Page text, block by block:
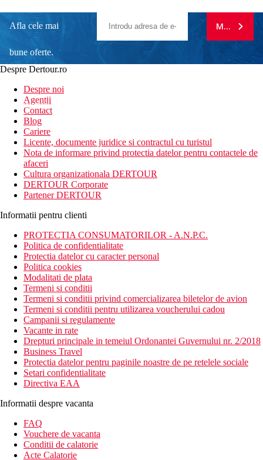
Afla cele mai
bune oferte.
newsletter!
MA
Despre Dertour.ro
Despre noi
Agentii
Contact
Blog
Cariere
Licente, documente juridice si contractul cu turistul
Nota de informare privind protectia datelor pentru contactele de
afaceri
Cultura organizationala DERTOUR
DERTOUR Corporate
Partener DERTOUR
Informatii pentru clienti
PROTECTIA CONSUMATORILOR - A.N.P.C.
Politica de confidentialitate
Protectia datelor cu caracter personal
Politica cookies
Modalitati de plata
Termeni si conditii
Termeni si conditii privind comercializarea biletelor de avion
Termeni si conditii pentru utilizarea voucherului cadou
Campanii si regulamente
Vacante in rate
Drepturi principale in temeiul Ordonantei Guvernului nr. 2/2018
Business Travel
Protectia datelor pentru paginile noastre de pe retelele sociale
Setari confidentialitate
Directiva EAA
Informatii despre vacanta
FAQ
Vouchere de vacanta
Conditii de calatorie
Acte Calatorie